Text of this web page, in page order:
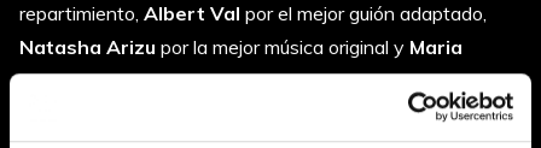
repartimiento, Albert Val por el mejor guión adaptado,
Natasha Arizu por la mejor música original y Maria
Armengolpor el mejor diseño de vestuario.